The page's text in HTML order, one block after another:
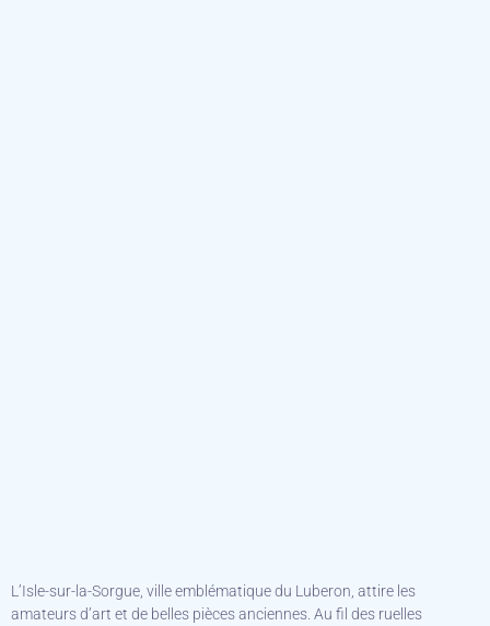
L’Isle-sur-la-Sorgue, ville emblématique du Luberon, attire les
amateurs d’art et de belles pièces anciennes. Au fil des ruelles